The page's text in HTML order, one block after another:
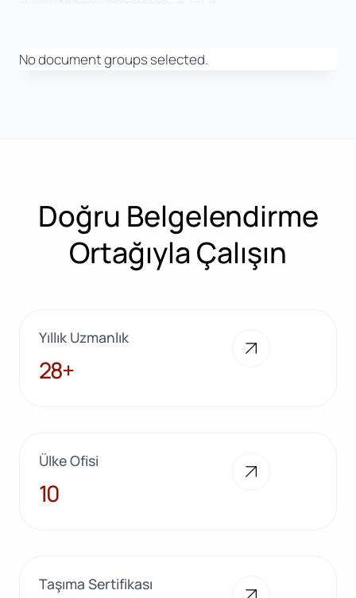
No document groups selected.
Doğru Belgelendirme
Ortağıyla Çalışın
Yıllık Uzmanlık
28+
28+
Ülke Ofisi
10
10
Taşıma Sertifikası